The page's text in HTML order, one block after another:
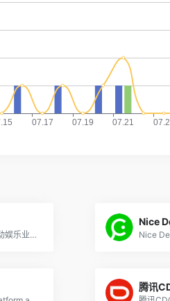
腾讯 TGideas隶属于腾讯公司互动娱乐业务系统的专业推广类设计团队
Nice
腾讯